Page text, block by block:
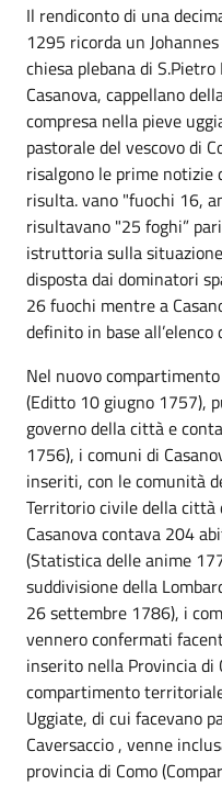
Il rendiconto di una
1295 ricorda un
chiesa plebana di
Casanova, cappellano
compresa nella pieve
pastorale del vescovo di
risalgono le prime notizie
risulta. vano "fuochi 16,
risultavano "25 foghi”
istruttoria sulla
disposta dai dominatori
26 fuochi mentre a
definito in base all’elenco
Nel nuovo
(Editto 10 giugno 1757),
governo della città e
1756), i comuni di
inseriti, con le comunità
Territorio civile della città
Casanova contava 204
(Statistica delle anime
suddivisione della
26 settembre 1786), i
vennero confermati
inserito nella Provincia di
compartimento
Uggiate, di cui facevano
Caversaccio , venne
provincia di Como